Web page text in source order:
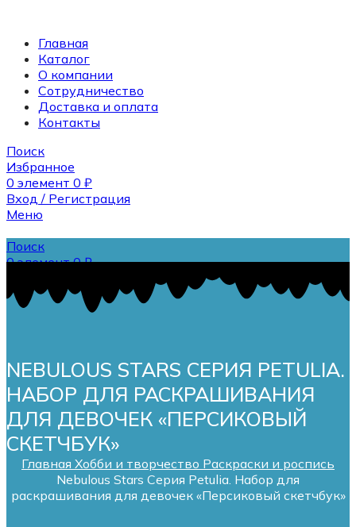
Главная
Каталог
О компании
Сотрудничество
Доставка и оплата
Контакты
Поиск
Избранное
0 элемент 0 ₽
Вход / Регистрация
Меню
Поиск
0элемент 0₽
NEBULOUS STARS СЕРИЯ PETULIA.
НАБОР ДЛЯ РАСКРАШИВАНИЯ
ДЛЯ ДЕВОЧЕК «ПЕРСИКОВЫЙ
СКЕТЧБУК»
Главная Хобби и творчество Раскраски и роспись
Nebulous Stars Серия Petulia. Набор для
раскрашивания для девочек «Персиковый скетчбук»